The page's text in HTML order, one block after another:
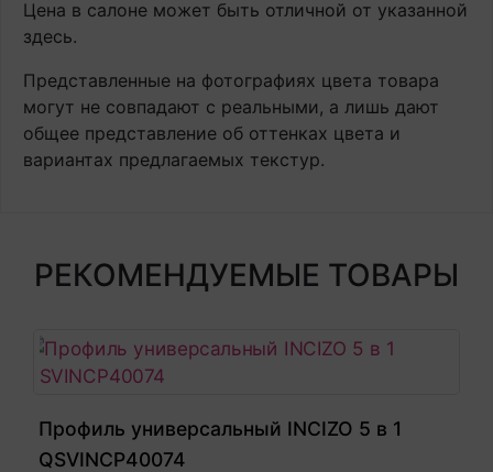
Цена в салоне может быть отличной от указанной
здесь.
Представленные на фотографиях цвета товара
могут не совпадают с реальными, а лишь дают
общее представление об оттенках цвета и
вариантах предлагаемых текстур.
РЕКОМЕНДУЕМЫЕ ТОВАРЫ
Профиль универсальный INCIZO 5 в 1
QSVINCP40074